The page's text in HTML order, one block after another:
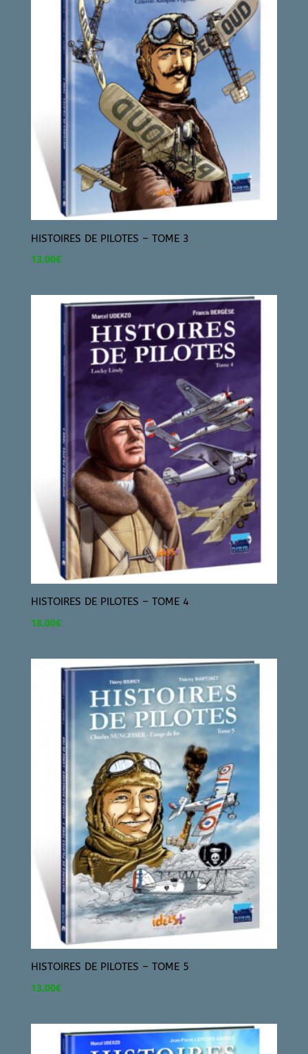
HISTOIRES DE PILOTES – TOME 3
13,00€
HISTOIRES DE PILOTES – TOME 4
18,00€
HISTOIRES DE PILOTES – TOME 5
13,00€